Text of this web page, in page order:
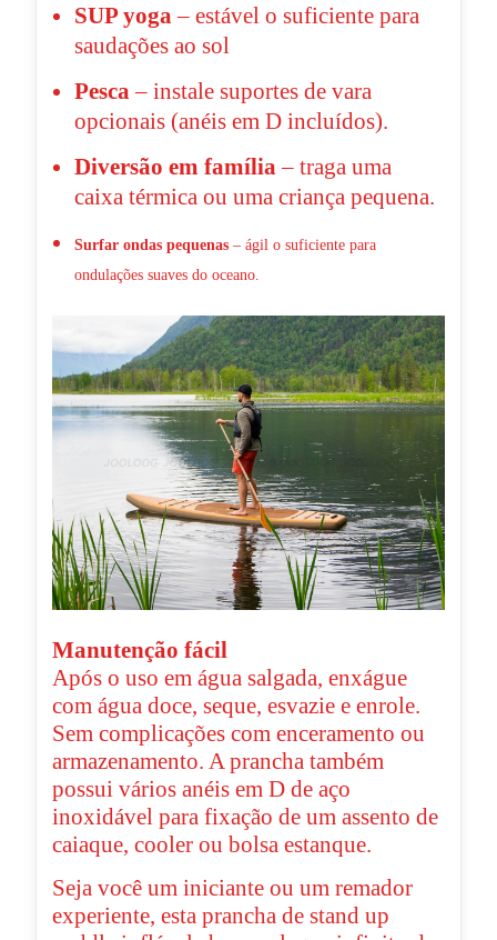
SUP yoga – estável o suficiente para
saudações ao sol
Pesca – instale suportes de vara
opcionais (anéis em D incluídos).
Diversão em família – traga uma
caixa térmica ou uma criança pequena.
Surfar ondas pequenas – ágil o suficiente para
ondulações suaves do oceano.
Manutenção fácil
Após o uso em água salgada, enxágue
com água doce, seque, esvazie e enrole.
Sem complicações com enceramento ou
armazenamento. A prancha também
possui vários anéis em D de aço
inoxidável para fixação de um assento de
caiaque, cooler ou bolsa estanque.
Seja você um iniciante ou um remador
experiente, esta prancha de stand up